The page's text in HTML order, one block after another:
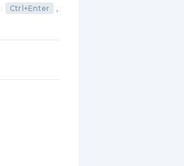
Ctrl+Enter
,